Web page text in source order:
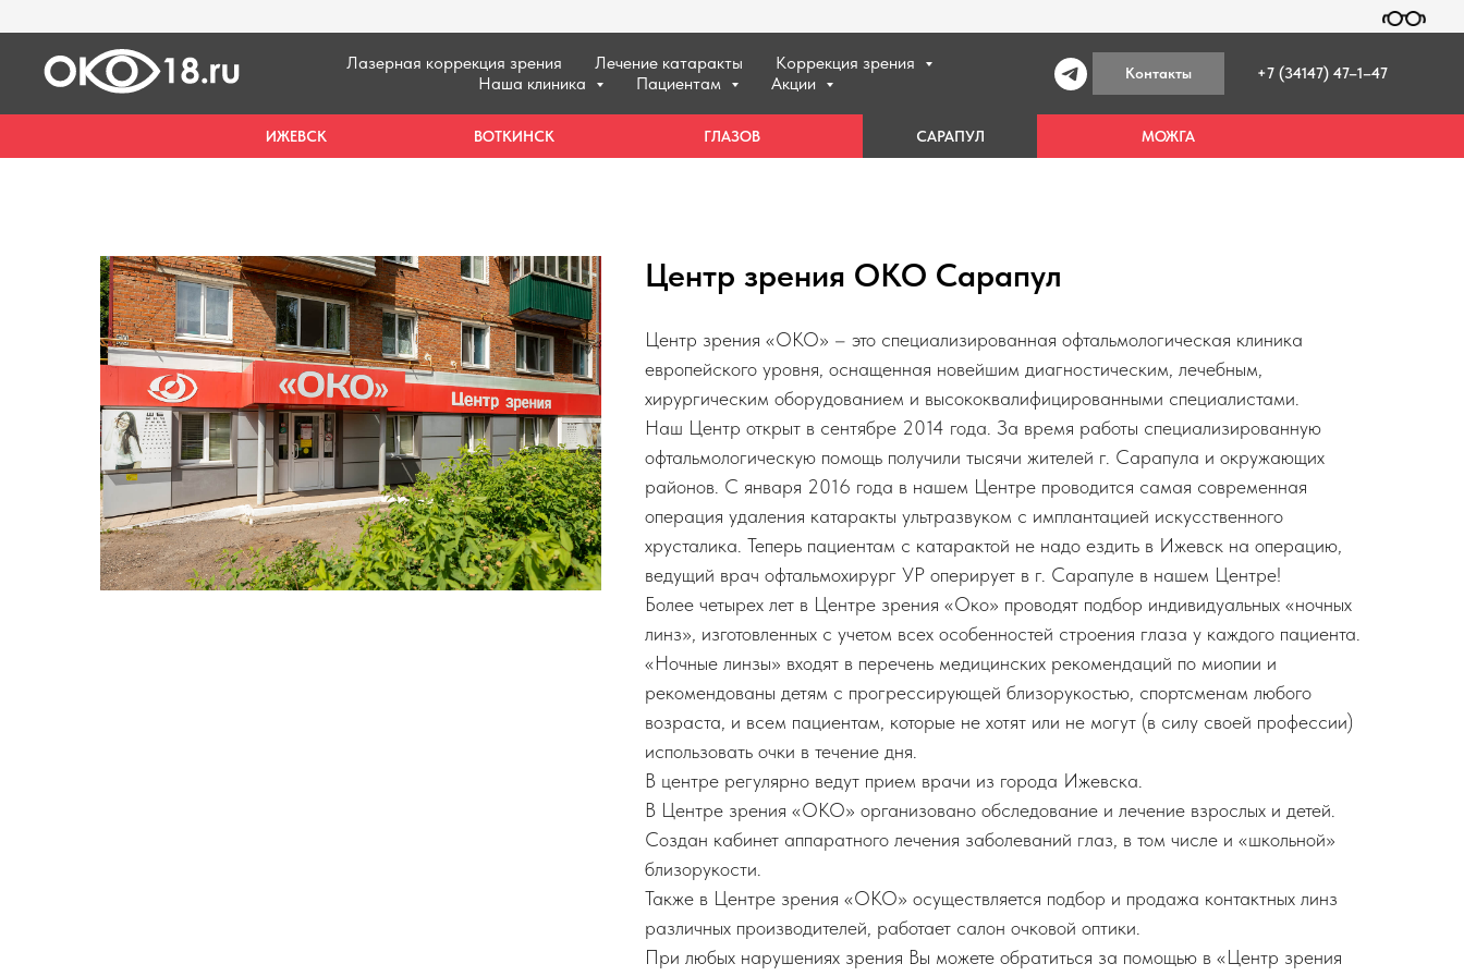
Лазерная коррекция зрения Лечение катаракты
Коррекция зрения
Наша клиника
Пациентам Акции Контакты +7 (34147) 47–1–47
САРАПУЛ МОЖГА
ИЖЕВСК ВОТКИНСК ГЛАЗОВ
Центр зрения ОКО Сарапул
Центр зрения «ОКО» – это специализированная офтальмологическая клиника
европейского уровня, оснащенная новейшим диагностическим, лечебным,
хирургическим оборудованием и высококвалифицированными специалистами.
Наш Центр открыт в сентябре 2014 года. За время работы специализированную
офтальмологическую помощь получили тысячи жителей г. Сарапула и окружающих
районов. С января 2016 года в нашем Центре проводится самая современная
операция удаления катаракты ультразвуком с имплантацией искусственного
хрусталика. Теперь пациентам с катарактой не надо ездить в Ижевск на операцию,
ведущий врач офтальмохирург УР оперирует в г. Сарапуле в нашем Центре!
Более четырех лет в Центре зрения «Око» проводят подбор индивидуальных «ночных
линз», изготовленных с учетом всех особенностей строения глаза у каждого пациента.
«Ночные линзы» входят в перечень медицинских рекомендаций по миопии и
рекомендованы детям с прогрессирующей близорукостью, спортсменам любого
возраста, и всем пациентам, которые не хотят или не могут (в силу своей профессии)
использовать очки в течение дня.
В центре регулярно ведут прием врачи из города Ижевска.
В Центре зрения «ОКО» организовано обследование и лечение взрослых и детей.
Создан кабинет аппаратного лечения заболеваний глаз, в том числе и «школьной»
близорукости.
Также в Центре зрения «ОКО» осуществляется подбор и продажа контактных линз
различных производителей, работает салон очковой оптики.
При любых нарушениях зрения Вы можете обратиться за помощью в «Центр зрения